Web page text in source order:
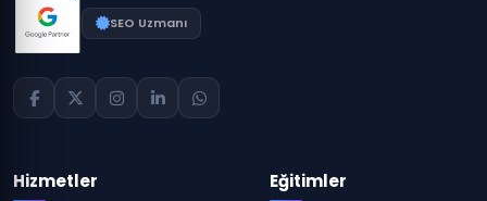
SEO Uzmanı
Hizmetler Eğitimler